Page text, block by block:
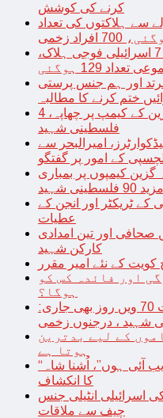
کرنے کی کوشش
سے ہلاکتوں کی تعداد
غزہ؛ حماس کے ہاتھوں مزید 7 اسرائیلی فوجی ہلاک،
تعداد 129 ہوگئی
اور ہم جنس پرستی
ختم کرنے کا مطالبہ
اسرائیل کا فارعہ میں مہاجرین کے کیمپ پر چھاپہ، 4
فلسطینی شہید
امیرالبحر سے
کے امور پر گفتگو
گزین کیمپوں پر بمباری
فلسطینی شہید
ٹریکٹر اور انجن کے
عطیات
صحافی اور تین امدادی
کارکن شہید
کے نئے امیر مقرر
اور فائدہ کس کو
ہوگا؟
غزہ پر اسرائیلی جارحیت 70 ویں روز بھی جاری:
کے لیے بدترین
ہوتا ہے
“غزہ کے حالات دیکھ کر اسلام کے قریب آئی ہوں”، اُشنا شاہ
کا انکشاف
اسرائیلی انٹیلی جنس
چیف سے ملاقات